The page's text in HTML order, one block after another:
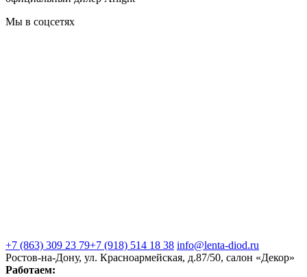
Мы в соцсетях
+7 (863) 309 23 79+7 (918) 514 18 38 info@lenta-diod.ru
Ростов-на-Дону, ул. Красноармейская, д.87/50, салон «Декор»
Работаем: